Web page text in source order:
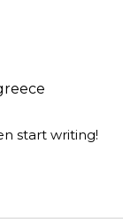
start writing!